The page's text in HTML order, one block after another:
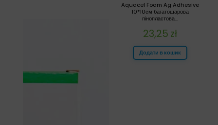
Aquacel Foam Ag Adhesive
10*10см багатошарова
пінопластова...
23,25 zł
Додати в кошик